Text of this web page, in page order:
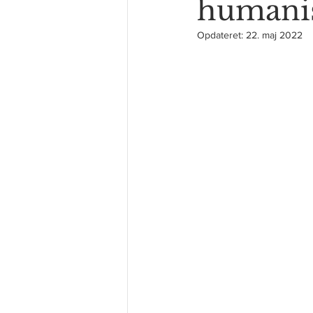
Opdateret: 22. maj 2022